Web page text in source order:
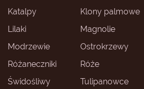
Katalpy
Klony palmowe
Lilaki
Magnolie
Modrzewie
Ostrokrzewy
Różaneczniki
Róże
Świdośliwy
Tulipanowce